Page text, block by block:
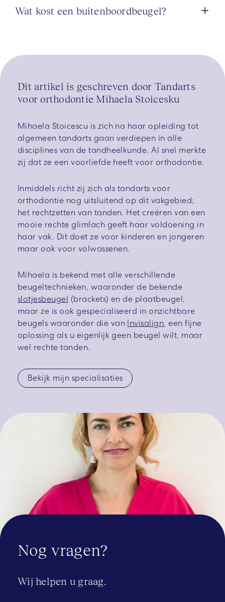
Wat kost een buitenboordbeugel?
Dit artikel is geschreven door Tandarts
voor orthodontie Mihaela Stoicesku
Mihaela Stoicescu is zich na haar opleiding tot
algemeen tandarts gaan verdiepen in alle
disciplines van de tandheelkunde. Al snel merkte
zij dat ze een voorliefde heeft voor orthodontie.
Inmiddels richt zij zich als tandarts voor
orthodontie nog uitsluitend op dit vakgebied;
het rechtzetten van tanden. Het creëren van een
mooie rechte glimlach geeft haar voldoening in
haar vak. Dit doet ze voor kinderen en jongeren
maar ook voor volwassenen.
Mihaela is bekend met alle verschillende
beugeltechnieken, waaronder de bekende
slotjesbeugel (brackets) en de plaatbeugel,
maar ze is ook gespecialiseerd in onzichtbare
beugels waaronder die van Invisalign, een fijne
oplossing als u eigenlijk geen beugel wilt, maar
wel rechte tanden.
Bekijk mijn specialisaties
Nog vragen?
Wij helpen u graag.